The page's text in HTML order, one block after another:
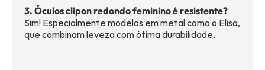
3. Óculos clipon redondo feminino é resistente?
Sim! Especialmente modelos em metal como o Elisa,
que combinam leveza com ótima durabilidade.